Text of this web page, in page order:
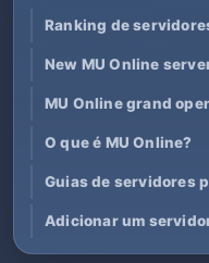
Ranking de
New MU Online
MU Online grand
O que é MU Online?
Guias de servidores
Adicionar um